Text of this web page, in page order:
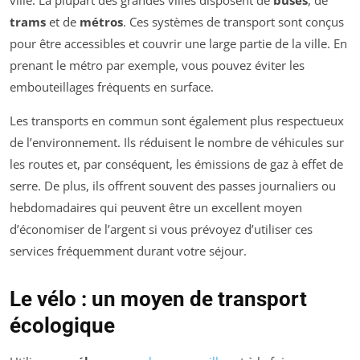
trams et de métros. Ces systèmes de transport sont conçus
pour être accessibles et couvrir une large partie de la ville. En
prenant le métro par exemple, vous pouvez éviter les
embouteillages fréquents en surface.
Les transports en commun sont également plus respectueux
de l’environnement. Ils réduisent le nombre de véhicules sur
les routes et, par conséquent, les émissions de gaz à effet de
serre. De plus, ils offrent souvent des passes journaliers ou
hebdomadaires qui peuvent être un excellent moyen
d’économiser de l’argent si vous prévoyez d’utiliser ces
services fréquemment durant votre séjour.
Le vélo : un moyen de transport
écologique